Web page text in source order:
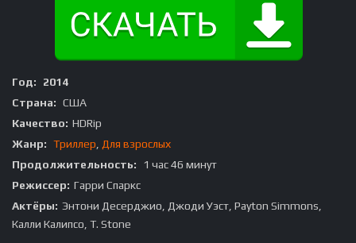
Год:
2014
Страна: США
Качество: HDRip
Жанр: Триллер
Для взрослых
Продолжительность:
1 час 46 минут
Режиссер: Гарри Спаркс
Актёры: Энтони Десерджио, Джоди Уэст, Payton Simmons,
Калли Калипсо, T. Stone